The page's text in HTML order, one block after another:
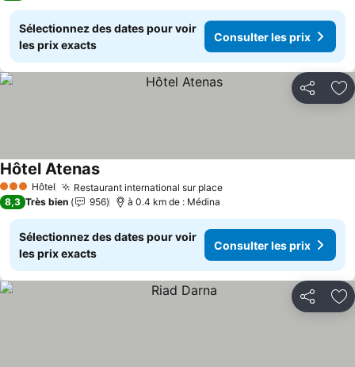
Sélectionnez des dates pour voir
les prix exacts
Consulter les prix
Partager
3 ÉtoilesHôtel Restaurant international sur placeConsulter les prix
Hôtel AtenasConsulter les prix
8,3 Très bien 956 à 0.4 km de : Médina
Sélectionnez des dates pour voir
les prix exacts
Consulter les prix
Partager